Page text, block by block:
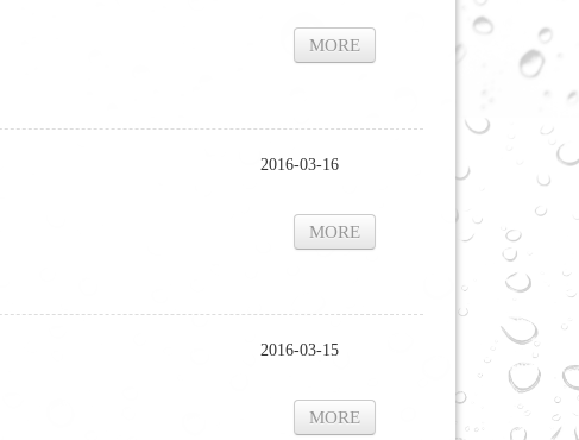
MORE
2016-03-16
MORE
2016-03-15
MORE